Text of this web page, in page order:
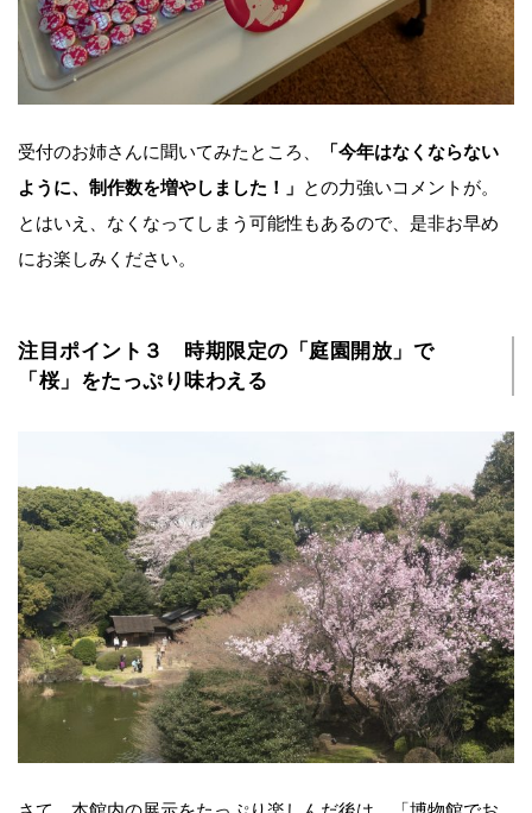
受付のお姉さんに聞いてみたところ、
「今年はなくならない
ように、制作数を増やしました！」
との力強いコメントが。
とはいえ、なくなってしまう可能性もあるので、是非お早め
にお楽しみください。
注目ポイント３ 時期限定の「庭園開放」で
「桜」をたっぷり味わえる